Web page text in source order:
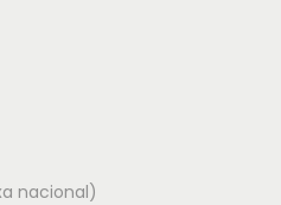
nacional)